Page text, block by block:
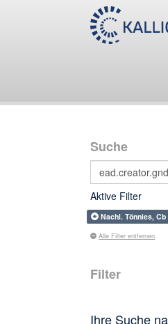
Suche
Aktive Filter
Nachl. Tönnies,
Alle Filter entfernen
Filter
Ihre Suche